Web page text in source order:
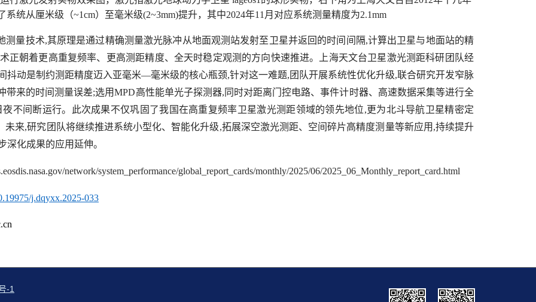
系统从厘米级（~1cm）至毫米级(2~3mm)提升，其中2024年11 月对应系统测量精度为2.1mm
测量技术,其原理是通过精确测量激光脉冲从地面观测站发射至卫星并返回的时间间隔,计算出卫星与地面站的精
正朝着更高重复频率、更高测距精度、全天时稳定观测的方向快速推进。上海天文台卫星激光测距科研团队经
抖动是制约测距精度迈入亚毫米—毫米级的核心瓶颈,针对这一难题, 团队开展系统性优化升级,联合研究开发窄脉
带来的时间测量误差;选用MPD高性能单光子探测器, 同时对距离门控电路、事件计时器、高速数据采集等进行全
不间断运行。此次成果不仅巩固了我国在高重复频率卫星激光测距领域的领先地位,更为北斗导航卫星精密定
未来,研究团队将继续推进系统小型化、智能化升级,拓展深空激光测距、空间碎片高精度测量等新应用 ,持续提升
深化成果的应用延伸。
network/system_performance/global_report_cards/monthly/2025/06/2025_06_Monthly_report_card.html
j.dqyxx.2025-033
-1